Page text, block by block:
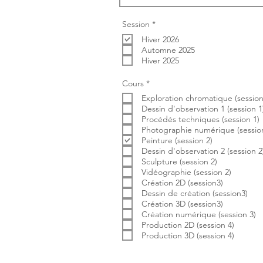
Session *O
l
i
g
a
r
e
Hiver 2026
Automne 2025
Hiver 2025
Cours *O
l
i
a
t
o
i
r
e
Exploration chromatique
Dessin d'observation 1 (session
Procédés techniques (session 1)
Photographie numérique
Peinture (session 2)
Dessin d'observation 2 (session
Sculpture (session 2)
Vidéographie (session 2)
Création 2D (session3)
Dessin de création (session3)
Création 3D (session3)
Création numérique (session 3)
Production 2D (session 4)
Production 3D (session 4)